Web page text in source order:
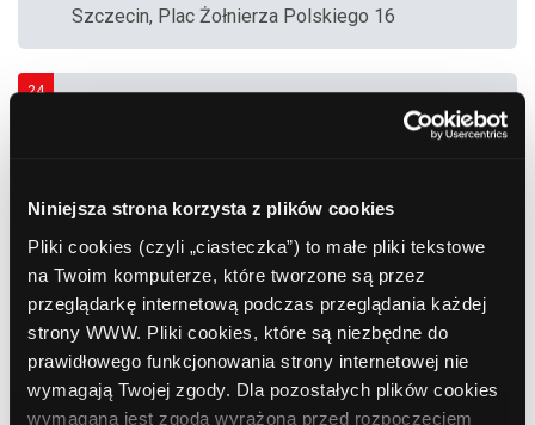
Niniejsza strona korzysta z plików cookies
Pliki cookies (czyli „ciasteczka”) to małe pliki tekstowe
na Twoim komputerze, które tworzone są przez
przeglądarkę internetową podczas przeglądania każdej
strony WWW. Pliki cookies, które są niezbędne do
prawidłowego funkcjonowania strony internetowej nie
wymagają Twojej zgody. Dla pozostałych plików cookies
wymagana jest zgoda wyrażona przed rozpoczęciem
Szczecin, Plac Żołnierza Polskiego 16
24
25
BGŻ BNP Paribas, Szczecin, Al. Wojska
Polskiego 3
26
Bank Millennium S.A., Szczecin, Jagiellońska
87